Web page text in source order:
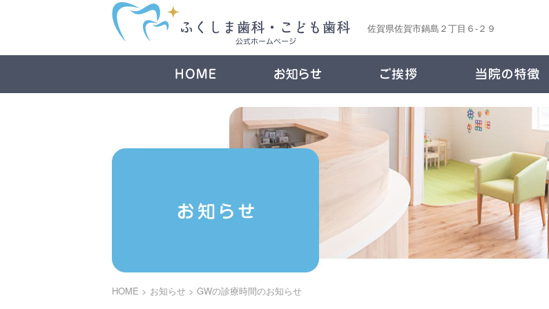
佐賀県佐賀市鍋島２丁目６-２９
HOME > お知らせ > GWの診療時間のお知らせ